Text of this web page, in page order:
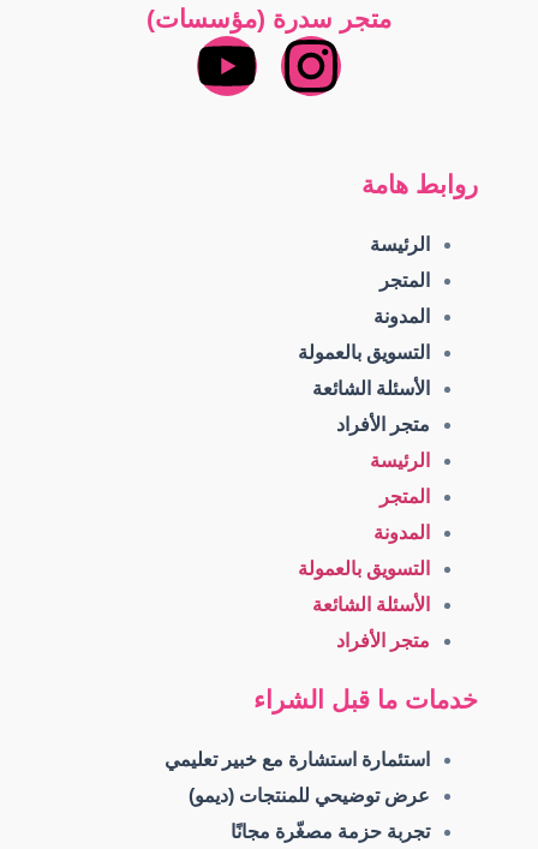
متجر سدرة (مؤسسات)
روابط هامة
الرئيسة
المتجر
المدونة
التسويق بالعمولة
الأسئلة الشائعة
متجر الأفراد
الرئيسة
المتجر
المدونة
التسويق بالعمولة
الأسئلة الشائعة
متجر الأفراد
خدمات ما قبل الشراء
استئمارة استشارة مع خبير تعليمي
عرض توضيحي للمنتجات (ديمو)
تجربة حزمة مصغّرة مجانًا